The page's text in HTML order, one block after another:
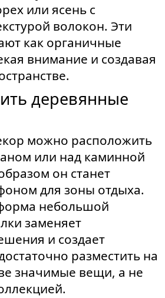
или ясень с
волокон. Эти
как органичные
внимание и создавая
деревянные
можно расположить
или над каминной
он станет
для зоны отдыха.
небольшой
заменяет
и создает
разместить на
значимые вещи, а не